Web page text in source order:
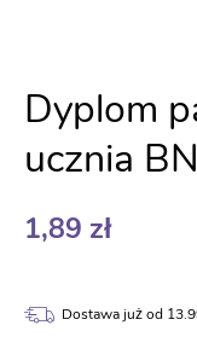
Dyplom
ucznia
1,89 zł
Dostawa już od